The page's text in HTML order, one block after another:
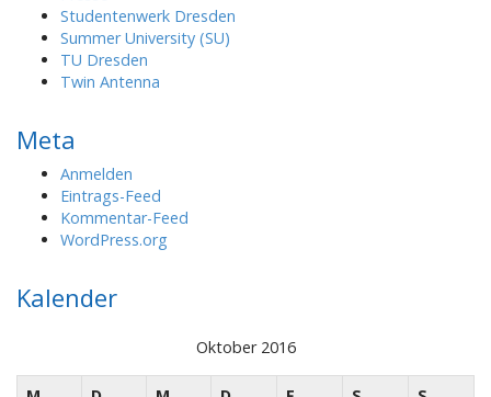
Studentenwerk Dresden
Summer University (SU)
TU Dresden
Twin Antenna
Meta
Anmelden
Eintrags-Feed
Kommentar-Feed
WordPress.org
Kalender
Oktober 2016